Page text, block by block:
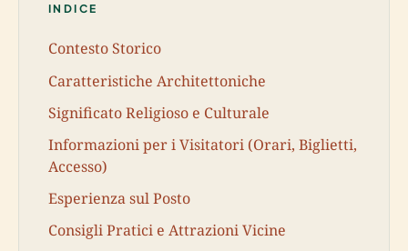
INDICE
Contesto Storico
Caratteristiche Architettoniche
Significato Religioso e Culturale
Informazioni per i Visitatori (Orari, Biglietti,
Accesso)
Esperienza sul Posto
Consigli Pratici e Attrazioni Vicine